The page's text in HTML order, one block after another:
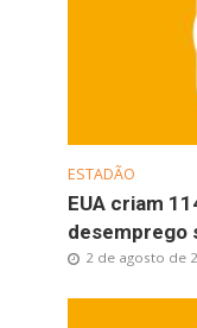
ESTADÃO
EUA criam
desemprego
2 de agosto de